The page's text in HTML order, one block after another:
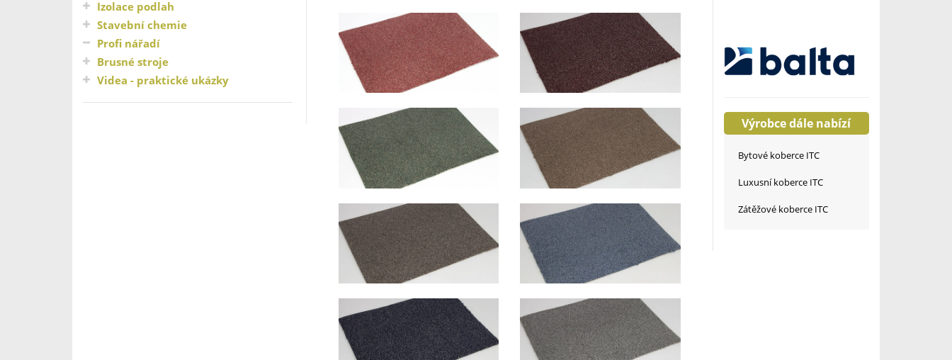
Izolace podlah
Stavební chemie
Profi nářadí
Brusné stroje
Videa - praktické ukázky
Výrobce dále nabízí
Bytové koberce ITC
Luxusní koberce ITC
Zátěžové koberce ITC